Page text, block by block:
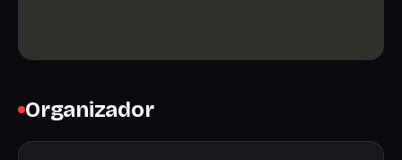
Organizador